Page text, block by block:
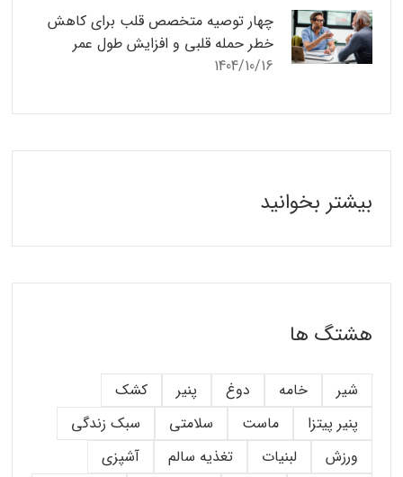
چهار توصیه متخصص قلب برای کاهش
خطر حمله قلبی و افزایش طول عمر
1404/10/16
بیشتر بخوانید
هشتگ ها
شیر خامه دوغ پنیر
کشک
پنیر پیتزا
ماست سلامتی
سبک زندگی
ورزش
لبنیات تغذیه سالم
آشپزی